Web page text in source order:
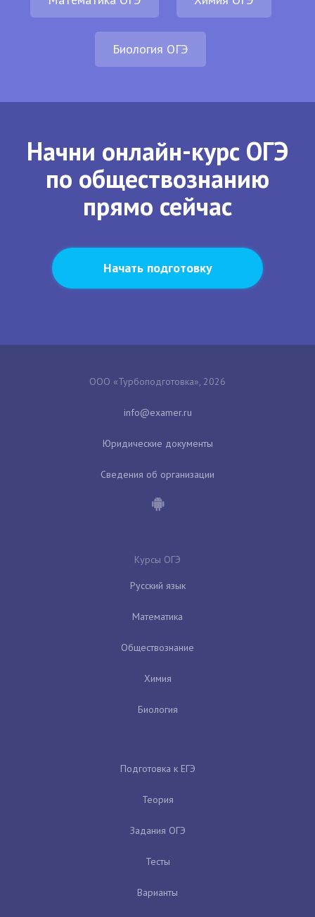
Биология ОГЭ
Начни онлайн-курс ОГЭ
по обществознанию
прямо сейчас
Начать подготовку
ООО «Турбоподготовка», 2026
Юридические документы
Сведения об организации
Курсы ОГЭ
Русский язык
Математика
Обществознание
Химия
Биология
Подготовка к ЕГЭ
Теория
Задания ОГЭ
Тесты
Варианты